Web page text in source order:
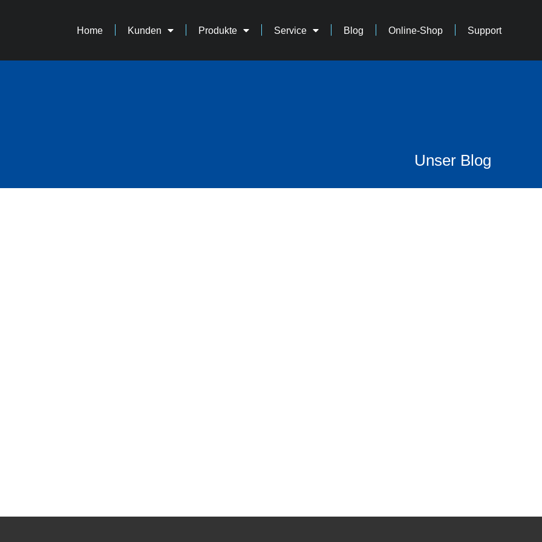
Home Kunden Produkte Service Blog Online-Shop Support
Unser Blog